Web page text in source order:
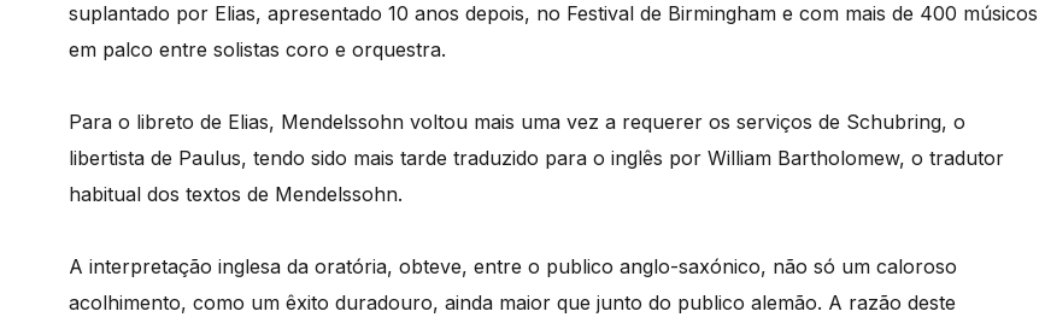
suplantado por Elias, apresentado 10 anos depois, no Festival de Birmingham e com mais de 400 músicos
em palco entre solistas coro e orquestra.
Para o libreto de Elias, Mendelssohn voltou mais uma vez a requerer os serviços de Schubring, o
libertista de Paulus, tendo sido mais tarde traduzido para o inglês por William Bartholomew, o tradutor
habitual dos textos de Mendelssohn.
A interpretação inglesa da oratória, obteve, entre o publico anglo-saxónico, não só um caloroso
acolhimento, como um êxito duradouro, ainda maior que junto do publico alemão. A razão deste